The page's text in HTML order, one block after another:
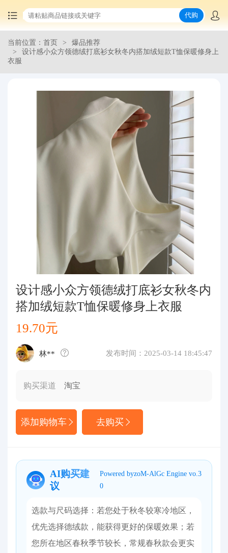
首页
查询运单
代购
当前位置：首页
爆品推荐
设计感小众方领德绒打底衫女秋冬内搭加绒短款T恤保暖修身上
衣服
设计感小众方领德绒打底衫女秋冬内
搭加绒短款T恤保暖修身上衣服
19.70元
林** 发布时间：2025-03-14 18:45:47
购买渠道 淘宝
添加购物车 去购买
AI购买建
议
Powered byzoM-AlGc Engine vo.3
0
选款与尺码选择：若您处于秋冬较寒冷地区，
优先选择德绒款，能获得更好的保暖效果；若
您所在地区春秋季节较长，常规春秋款会更实